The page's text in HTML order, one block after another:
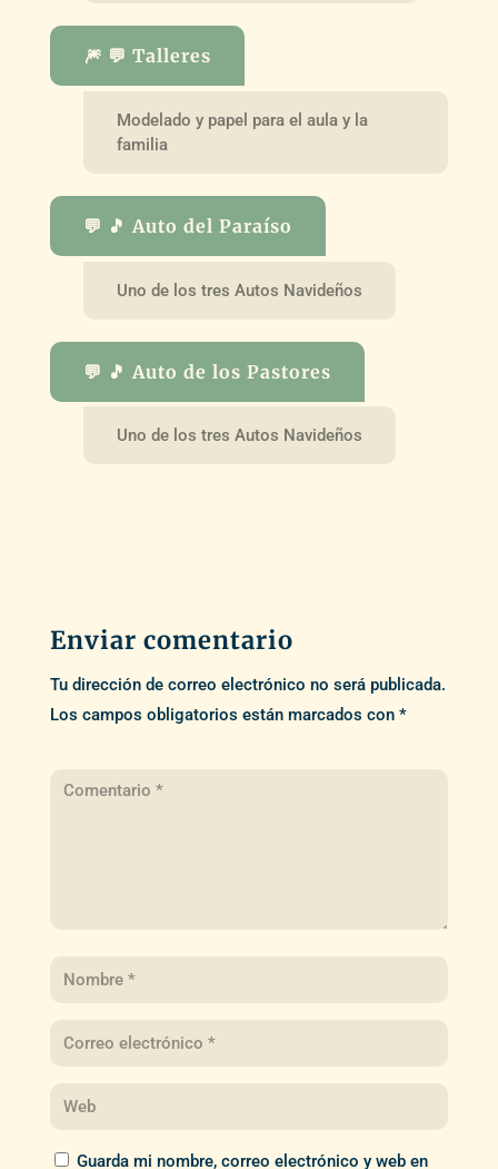
🎆 💬 Talleres
Modelado y papel para el aula y la
familia
💬 🎵 Auto del Paraíso
Uno de los tres Autos Navideños
💬 🎵 Auto de los Pastores
Uno de los tres Autos Navideños
Enviar comentario
Tu dirección de correo electrónico no será publicada.
Los campos obligatorios están marcados con *
Guarda mi nombre, correo electrónico y web en